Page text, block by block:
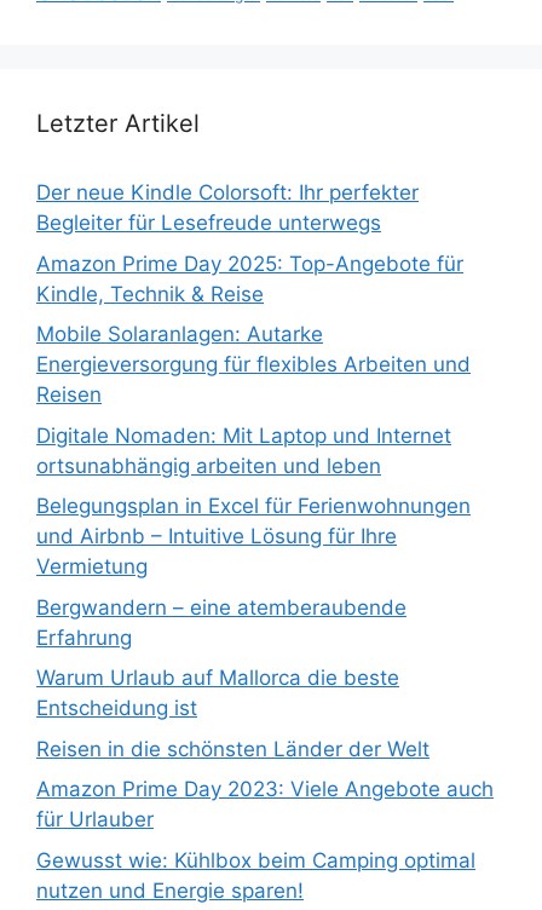
Letzter Artikel
Der neue Kindle Colorsoft: Ihr perfekter
Begleiter für Lesefreude unterwegs
Amazon Prime Day 2025: Top-Angebote für
Kindle, Technik & Reise
Mobile Solaranlagen: Autarke
Energieversorgung für flexibles Arbeiten und
Reisen
Digitale Nomaden: Mit Laptop und Internet
ortsunabhängig arbeiten und leben
Belegungsplan in Excel für Ferienwohnungen
und Airbnb – Intuitive Lösung für Ihre
Vermietung
Bergwandern – eine atemberaubende
Erfahrung
Warum Urlaub auf Mallorca die beste
Entscheidung ist
Reisen in die schönsten Länder der Welt
Amazon Prime Day 2023: Viele Angebote auch
für Urlauber
Gewusst wie: Kühlbox beim Camping optimal
nutzen und Energie sparen!